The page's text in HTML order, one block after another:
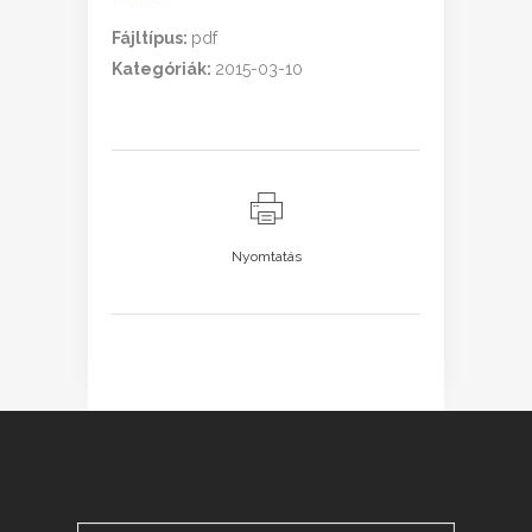
Fájltípus: pdf
Kategóriák: 2015-03-10
Nyomtatás